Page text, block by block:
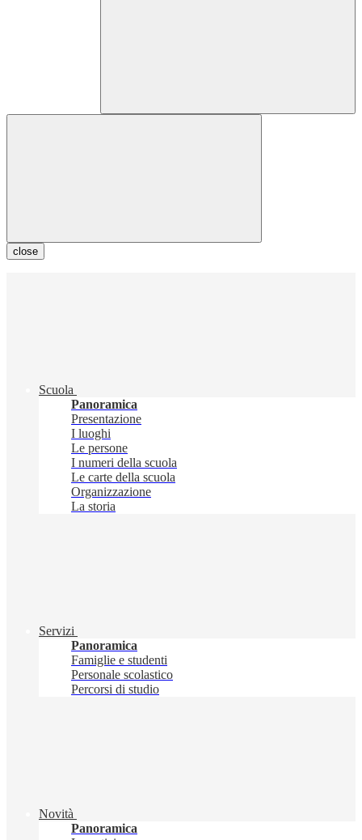
close
Scuola
Panoramica
Presentazione
I luoghi
Le persone
I numeri della scuola
Le carte della scuola
Organizzazione
La storia
Servizi
Panoramica
Famiglie e studenti
Personale scolastico
Percorsi di studio
Novità
Panoramica